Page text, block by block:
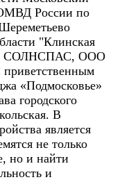
России по
"Клинская
СОЛНСПАС, ООО
приветственным
«Подмосковье»
городского
В
является
не только
но и найти
и